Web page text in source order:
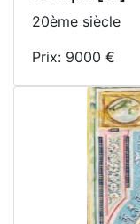
20ème siècle
Prix: 9000 €